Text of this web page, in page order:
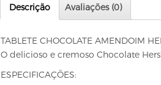
Descrição Avaliações (0)
TABLETE CHOCOLATE AMENDOIM
O delicioso e cremoso Chocolate
ESPECIFICAÇÕES: